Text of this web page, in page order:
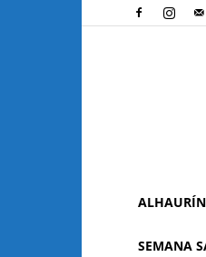
ALHAURÍN
SEMANA